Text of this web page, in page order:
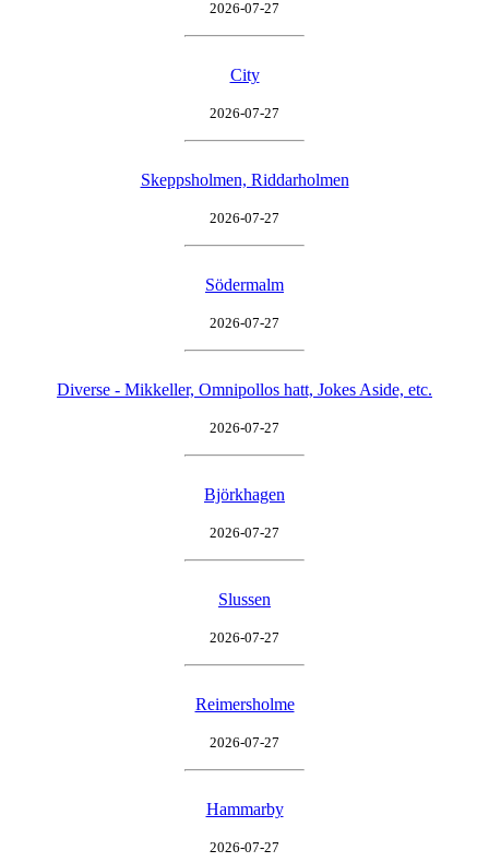
2026-07-27
City
2026-07-27
Skeppsholmen, Riddarholmen
2026-07-27
Södermalm
2026-07-27
Diverse - Mikkeller, Omnipollos hatt, Jokes Aside, etc.
2026-07-27
Björkhagen
2026-07-27
Slussen
2026-07-27
Reimersholme
2026-07-27
Hammarby
2026-07-27